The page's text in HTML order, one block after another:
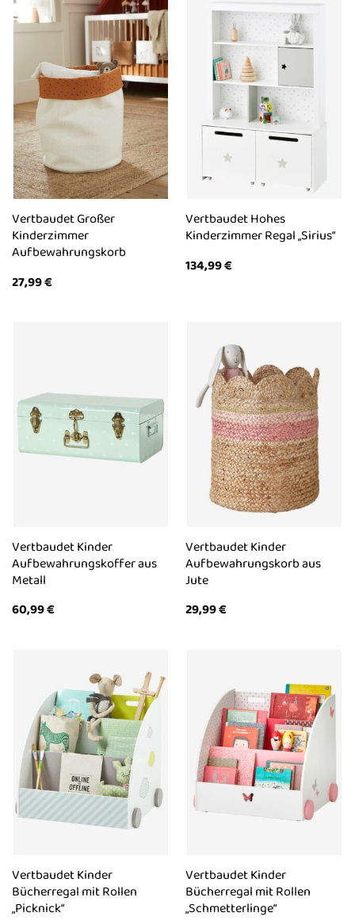
Vertbaudet Großer
Kinderzimmer
Aufbewahrungskorb
27,99€
Vertbaudet Hohes
Kinderzimmer Regal „Sirius“
134,99€
Vertbaudet Kinder
Aufbewahrungskoffer aus
Metall
60,99€
Vertbaudet Kinder
Aufbewahrungskorb aus
Jute
29,99€
Vertbaudet Kinder
Bücherregal mit Rollen
„Picknick“
Vertbaudet Kinder
Bücherregal mit Rollen
„Schmetterlinge“